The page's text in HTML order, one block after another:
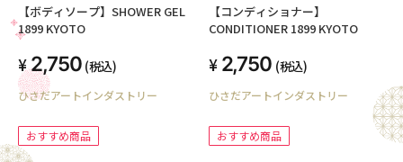
【ボディソープ】SHOWER GEL
1899 KYOTO
2,750 (税込)
ひさだアートインダストリー
おすすめ商品
【コンディショナー】
CONDITIONER 1899 KYOTO
2,750 (税込)
ひさだアートインダストリー
おすすめ商品